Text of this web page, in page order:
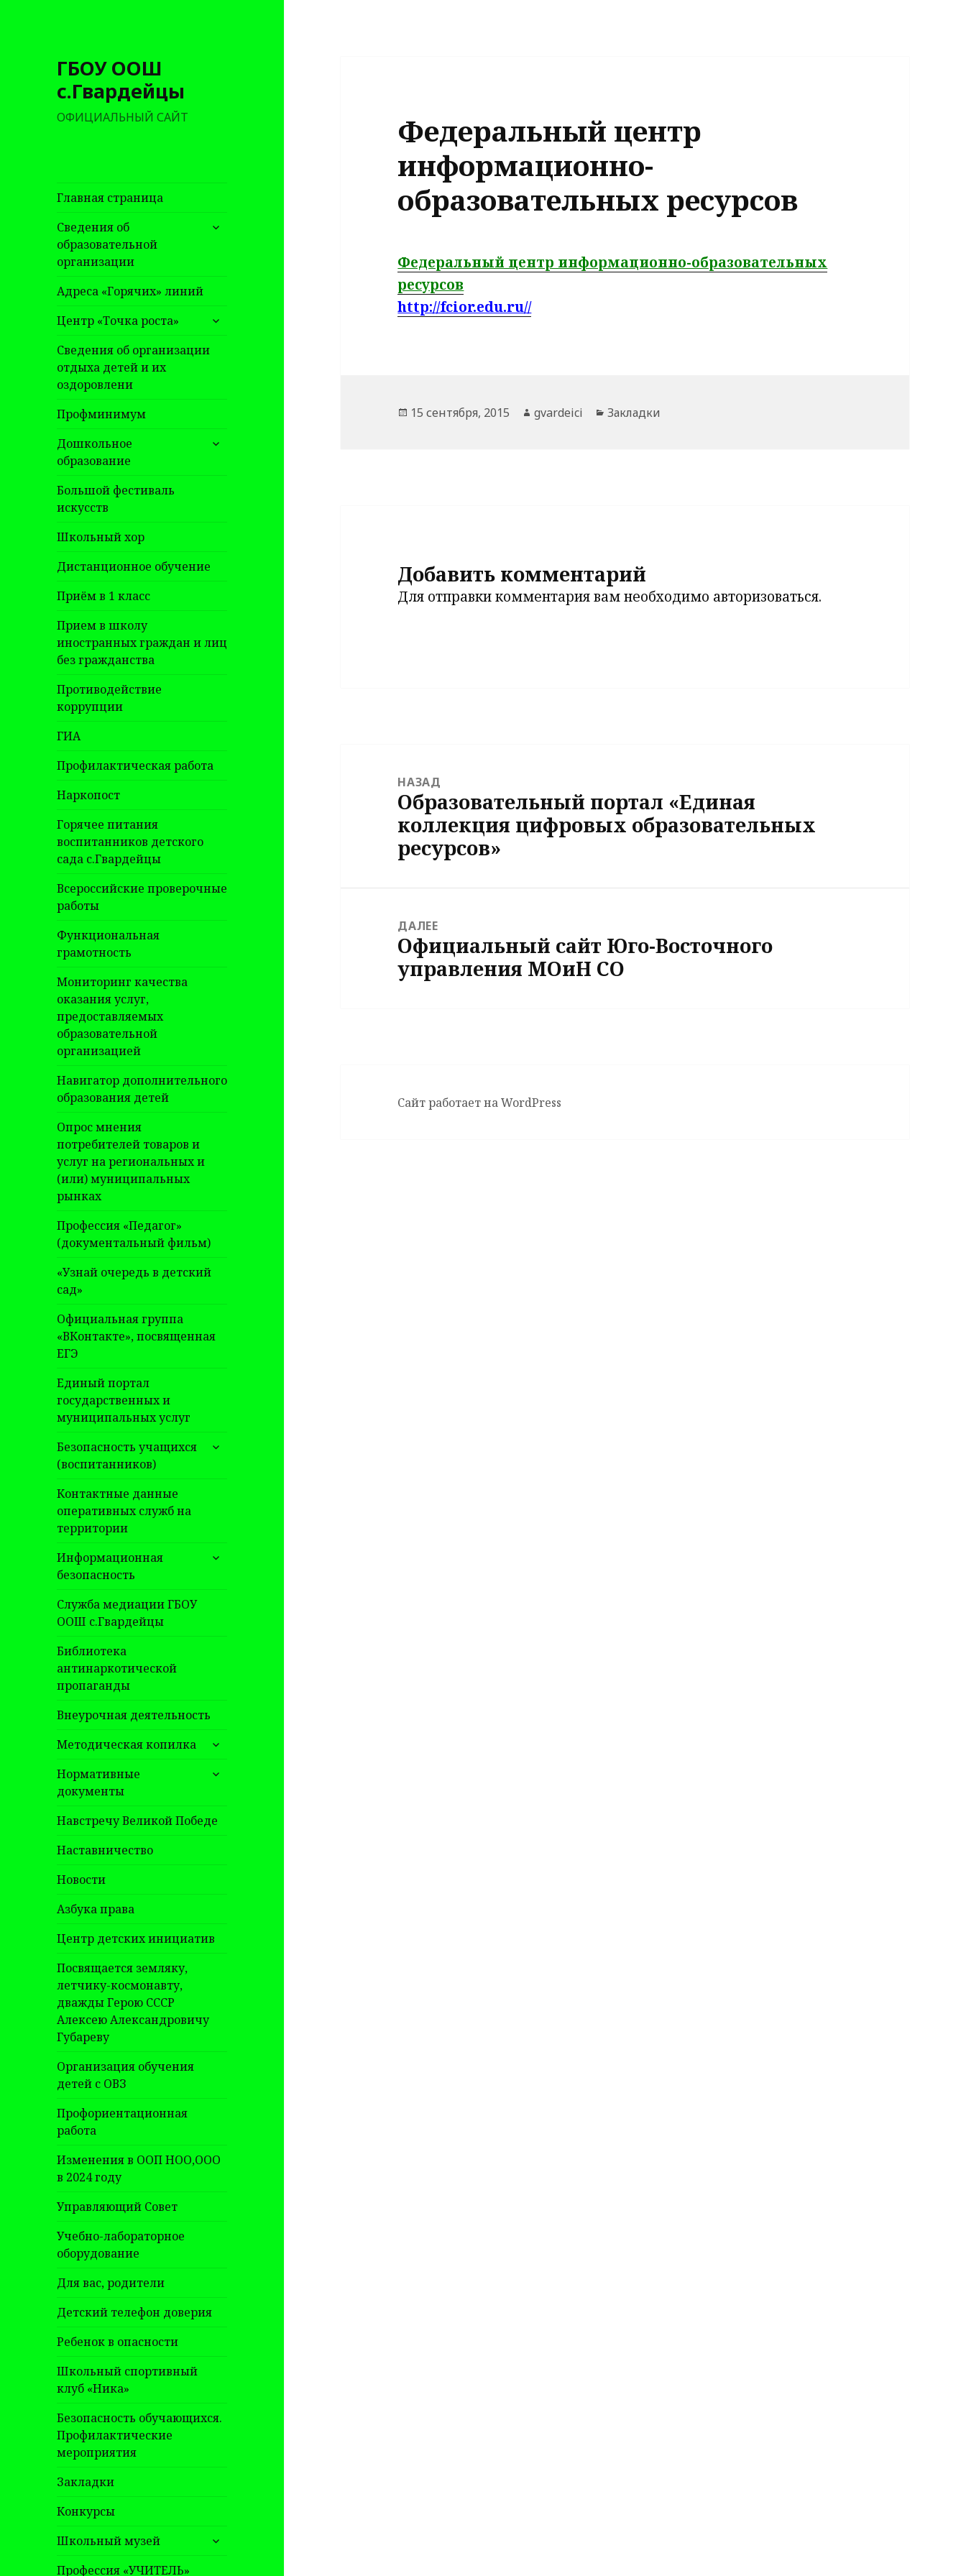
ГБОУ ООШ
с.Гвардейцы
ОФИЦИАЛЬНЫЙ САЙТ
Главная страница
Сведения об
образовательной
организации
раскрыть
Адреса «Горячих» линий
Центр «Точка роста»
раскрыть
дочернее
меню
Сведения об организации
отдыха детей и их
оздоровлени
Профминимум
Дошкольное
образование
раскрыть
Большой фестиваль
искусств
Школьный хор
Дистанционное обучение
Приём в 1 класс
Прием в школу
иностранных граждан и лиц
без гражданства
Противодействие
коррупции
ГИА
Профилактическая работа
Наркопост
Горячее питания
воспитанников детского
сада с.Гвардейцы
Всероссийские проверочные
работы
Функциональная
грамотность
Мониторинг качества
оказания услуг,
предоставляемых
образовательной
организацией
Навигатор дополнительного
образования детей
Опрос мнения
потребителей товаров и
услуг на региональных и
(или) муниципальных
рынках
Профессия «Педагог»
(документальный фильм)
«Узнай очередь в детский
сад»
Официальная группа
«ВКонтакте», посвященная
ЕГЭ
Единый портал
государственных и
муниципальных услуг
Безопасность учащихся
(воспитанников)
раскрыть
Контактные данные
оперативных служб на
территории
Информационная
безопасность
раскрыть
Служба медиации ГБОУ
ООШ с.Гвардейцы
Библиотека
антинаркотической
пропаганды
Внеурочная деятельность
Методическая копилка
раскрыть
дочернее
меню
Нормативные
документы
раскрыть
Навстречу Великой Победе
Наставничество
Новости
Азбука права
Центр детских инициатив
Посвящается земляку,
летчику-космонавту,
дважды Герою СССР
Алексею Александровичу
Губареву
Организация обучения
детей с ОВЗ
Профориентационная
работа
Изменения в ООП НОО,ООО
в 2024 году
Управляющий Совет
Учебно-лабораторное
оборудование
Для вас, родители
Детский телефон доверия
Ребенок в опасности
Школьный спортивный
клуб «Ника»
Безопасность обучающихся.
Профилактические
мероприятия
Закладки
Конкурсы
Школьный музей
раскрыть
дочернее
Профессия «УЧИТЕЛЬ»
Федеральный центр
информационно-
образовательных ресурсов
Федеральный центр информационно-образовательных
ресурсов
http://fcior.edu.ru//
Опубликовано
15 сентября, 2015 Автор
gvardeici Рубрики
Закладки
Добавить комментарий
Для отправки комментария вам необходимо авторизоваться.
записям
НАЗАД
Предыдущая
запись:
Образовательный портал «Единая
коллекция цифровых образовательных
ресурсов»
ДАЛЕЕ
Следующая
запись:
Официальный сайт Юго-Восточного
управления МОиН СО
Сайт работает на WordPress